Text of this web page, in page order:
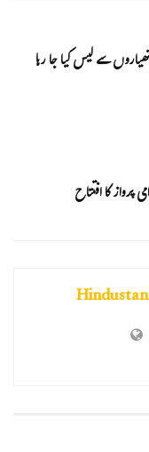
سے لیس کیا جا رہا
پرواز کا افتتاح